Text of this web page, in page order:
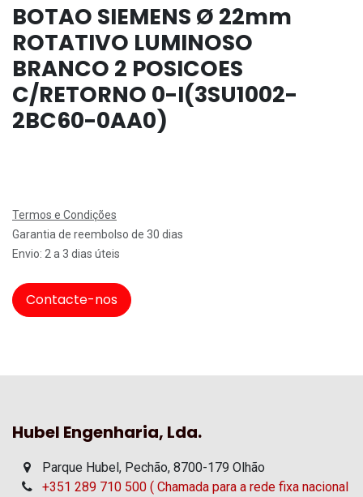
BOTAO SIEMENS Ø 22mm
ROTATIVO LUMINOSO
BRANCO 2 POSICOES
C/RETORNO 0-I(3SU1002-
2BC60-0AA0)
Termos e Condições
Garantia de reembolso de 30 dias
Envio: 2 a 3 dias úteis
Contacte-nos
Hubel Engenharia, Lda.
Parque Hubel, Pechão, 8700-179 Olhão
+351 289 710 500 ( Chamada para a rede fixa nacional